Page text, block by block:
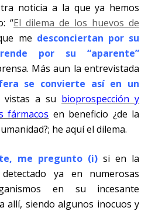
noticia a la que ya hemos
“El dilema de los huevos de
me desconciertan por su
por su “aparente”
Más aun la entrevistada
se convierte así en un
vistas a su bioprospección y
fármacos en beneficio ¿de la
he aquí el dilema.
me pregunto (i)si en la
ya en numerosas
en su incesante
allí, siendo algunos inocuos y